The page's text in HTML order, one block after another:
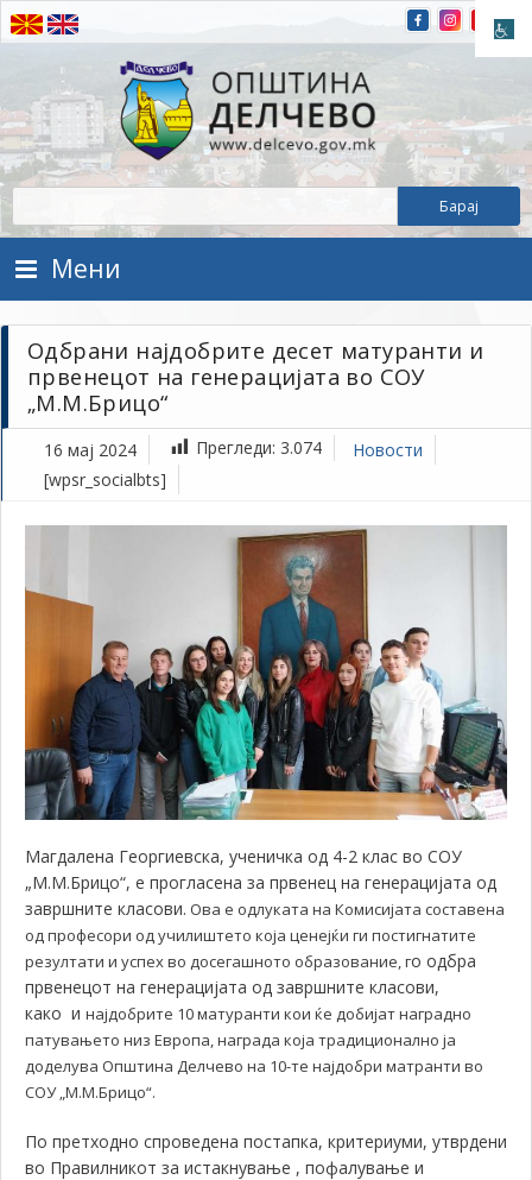
Прескокнете на содржината
Општина Делчево
Општина Делчево
Мени
Одбрани најдобрите десет матуранти и
првенецот на генерацијата во СОУ
„М.М.Брицо“
16 мај 2024 Прегледи: 3.074
Новости
[wpsr_socialbts]
Магдалена Георгиевска, ученичка од 4-2 клас во СОУ
„М.М.Брицо“, е прогласена за првенец на генерацијата од
завршните класови. Ова е одлуката на Комисијата составена
од професори од училиштето која ценејќи ги постигнатите
резултати и успех во досегашното образование, го одбра
првенецот на генерацијата од завршните класови,
како и најдобрите 10 матуранти кои ќе добијат наградно
патувањето низ Европа, награда која традиционално ја
доделува Општина Делчево на 10-те најдобри матранти во
СОУ „М.М.Брицо“.
По претходно спроведена постапка, критериуми, утврдени
во Правилникот за истакнување , пофалување и